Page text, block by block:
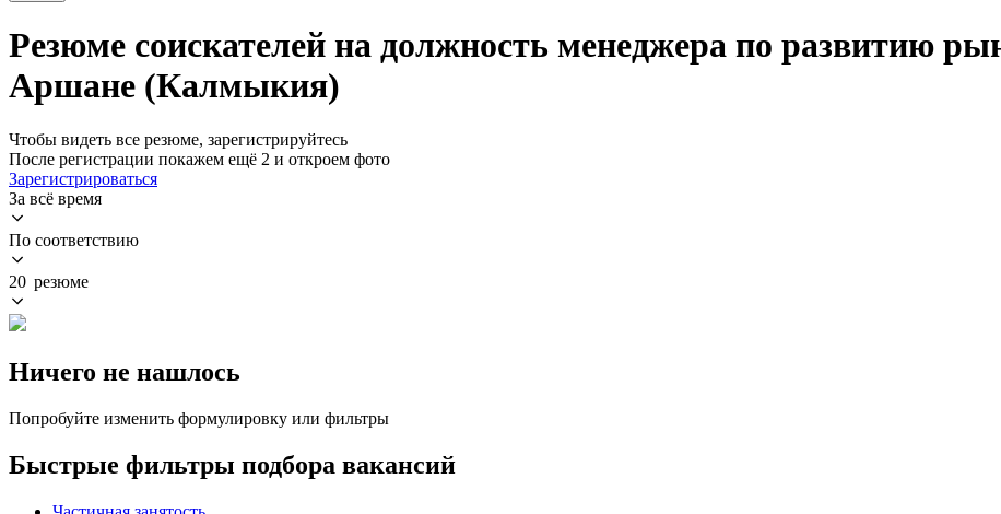
Резюме соискателей на должность менеджера по развитию
Аршане (Калмыкия)
Чтобы видеть все резюме, зарегистрируйтесь
После регистрации покажем ещё 2 и откроем фото
Зарегистрироваться
За всё время
По соответствию
20 резюме
Ничего не нашлось
Попробуйте изменить формулировку или фильтры
Быстрые фильтры подбора вакансий